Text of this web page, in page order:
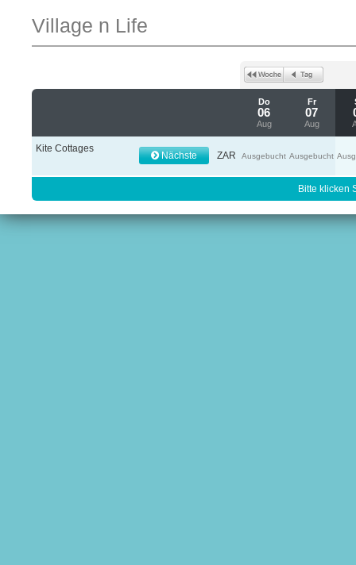
Village n Life
Do
06
Aug
Fr
07
Aug
Kite Cottages
Nächste ZAR Ausgebucht Ausgebucht
Bitte klicken